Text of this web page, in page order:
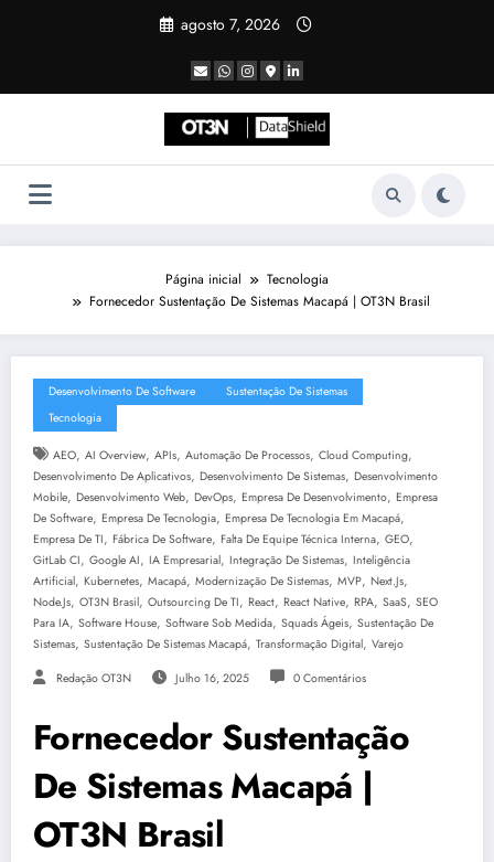
agosto 7, 2026
Página inicial
Tecnologia
Fornecedor Sustentação De Sistemas Macapá | OT3N Brasil
Desenvolvimento De Software
Sustentação De Sistemas
Tecnologia
AEO, AI Overview, APIs, Automação De Processos, Cloud Computing,
Desenvolvimento De Aplicativos, Desenvolvimento De Sistemas, Desenvolvimento
Mobile, Desenvolvimento Web, DevOps, Empresa De Desenvolvimento, Empresa
De Software, Empresa De Tecnologia, Empresa De Tecnologia Em Macapá,
Empresa De TI, Fábrica De Software, Falta De Equipe Técnica Interna, GEO,
GitLab CI, Google AI, IA Empresarial, Integração De Sistemas, Inteligência
Artificial, Kubernetes, Macapá, Modernização De Sistemas, MVP, Next.js,
Node.js, OT3N Brasil, Outsourcing De TI, React, React Native, RPA, SaaS, SEO
Para IA, Software House, Software Sob Medida, Squads Ágeis, Sustentação De
Sistemas, Sustentação De Sistemas Macapá, Transformação Digital, Varejo
Redação OT3N Julho 16, 2025 0 Comentários
Fornecedor Sustentação
De Sistemas Macapá |
OT3N Brasil